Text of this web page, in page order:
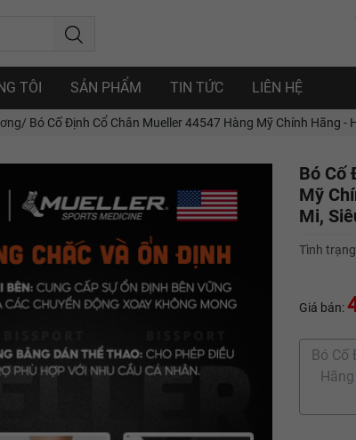
TÔI SẢN PHẨM TIN TỨC LIÊN HỆ
/ Bó Cố Định Cổ Chân Mueller 44547 Hàng Mỹ Chính Hãng -
Bó Cố
Mỹ
Mi,
Tình
Giá bán:
Bó Cố